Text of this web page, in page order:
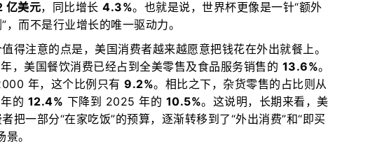
美元，同比增长4.3%。也就是说，世界杯更像是一针“额外
，而不是行业增长的唯一驱动力。
得注意的点是，美国消费者越来越愿意把钱花在外出就餐上。
，美国餐饮消费已经占到全美零售及食品服务销售的 13.6%。
年，这个比例只有9.2%。相比之下，杂货零售的占比则从
的 12.4% 下降到 2025 年的 10.5%。这说明，长期来看，美
把一部分“在家吃饭”的预算，逐渐转移到了“外出消费”和“即买
景。